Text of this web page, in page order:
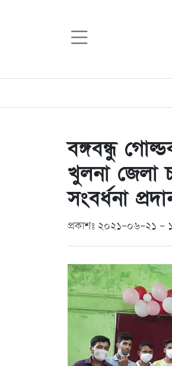
বঙ্গবন্ধু
খুলনা জেলা
সংবর্ধনা
প্রকাশঃ ২০২১-০৬-২১ -